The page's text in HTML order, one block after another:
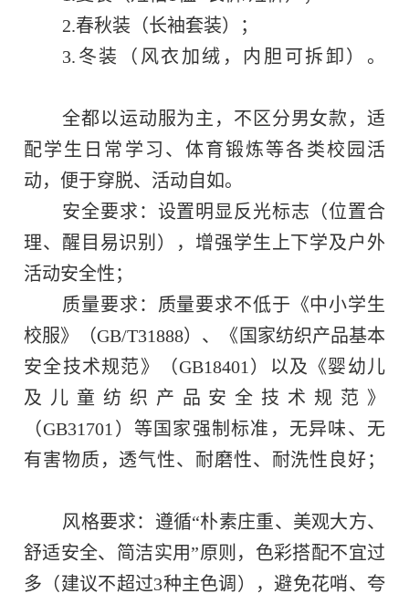
2.春秋装（长袖套装）；
3. 冬装（风衣加绒，内胆可拆卸）。
全都以运动服为主，不区分男女款，适
配学生日常学习、体育锻炼等各类校园活
动，便于穿脱、活动自如。
安全要求：设置明显反光标志（位置合
理、醒目易识别），增强学生上下学及户外
活动安全性；
质量要求：质量要求不低于《中小学生
校服》（GB/T31888）、《国家纺织产品基本
安全技术规范》（GB18401 ）以及《婴幼儿
及儿童纺织产品安全技术规范》
（GB31701 ）等国家强制标准，无异味、无
有害物质，透气性、耐磨性、耐洗性良好；
风格要求：遵循“朴素庄重、美观大方、
舒适安全、简洁实用”原则，色彩搭配不宜过
多（建议不超过3种主色调），避免花哨、夸